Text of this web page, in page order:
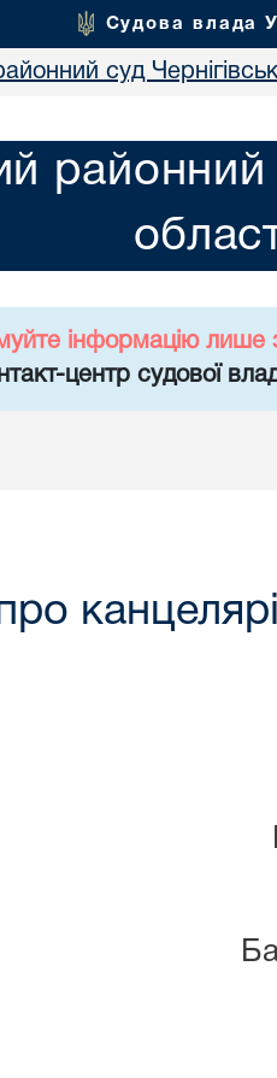
Судова влада
суд
районний
інформацію лише
центр судової